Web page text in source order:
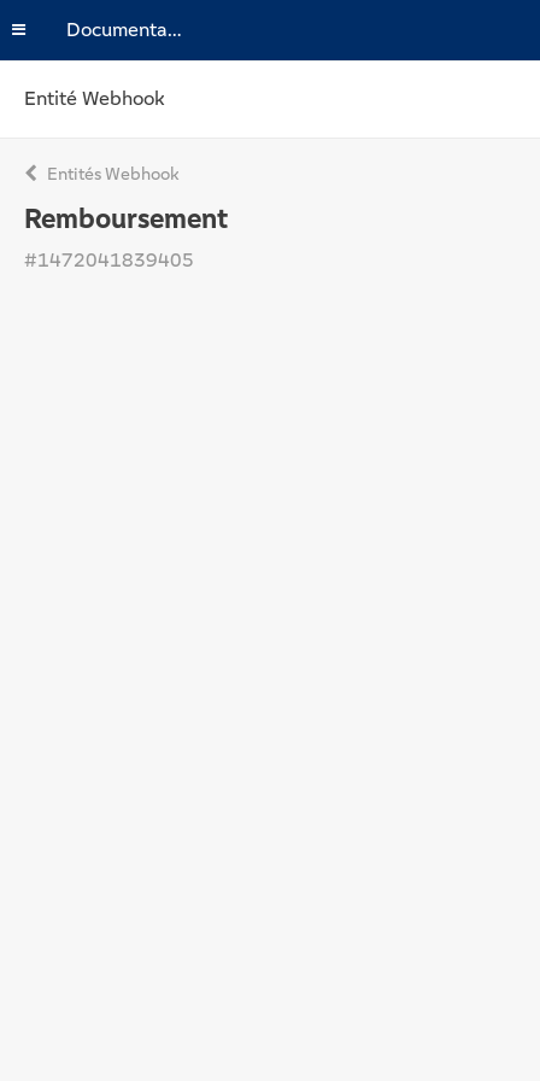
Documentation
Entité Webhook
Entités Webhook
Remboursement
#1472041839405